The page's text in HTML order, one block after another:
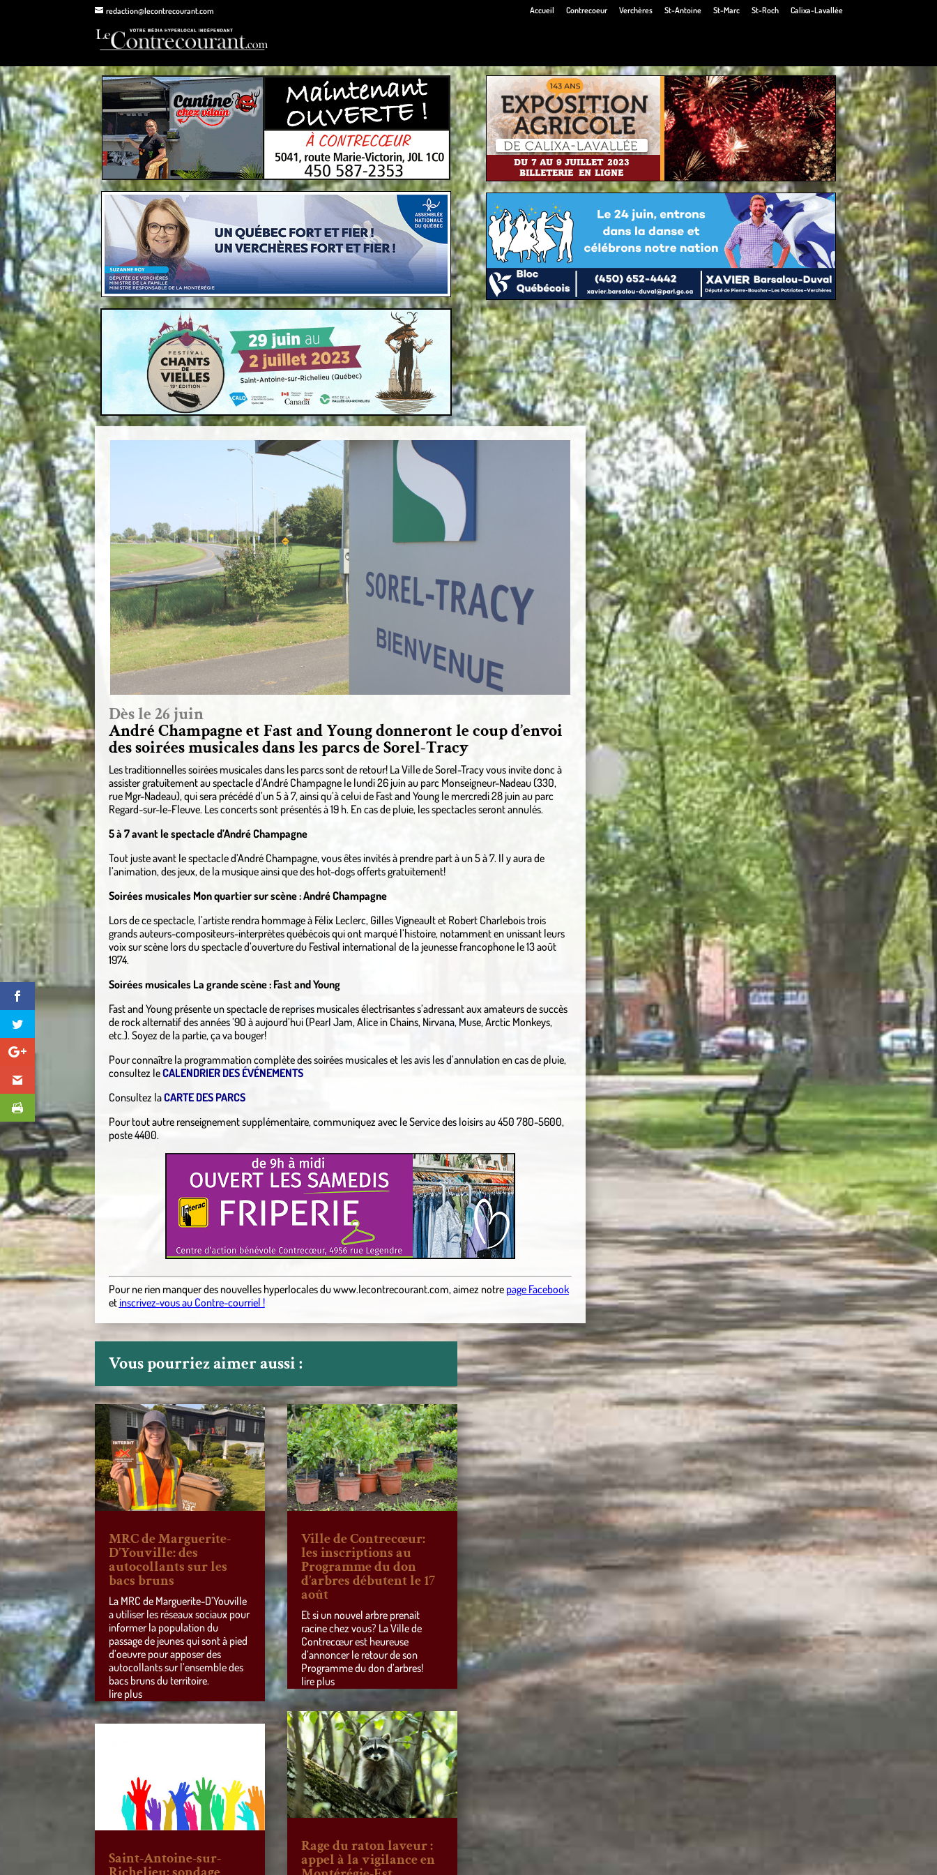
redaction@lecontrecourant.com Accueil Contrecoeur Verchères St-Antoine St-Marc St-Roch Calixa-Lavallée
Dès le 26 juin
André Champagne et Fast and Young donneront le coup d’envoi
des soirées musicales dans les parcs de Sorel-Tracy
Les traditionnelles soirées musicales dans les parcs sont de retour! La Ville de Sorel-Tracy vous invite donc à
assister gratuitement au spectacle d’André Champagne le lundi 26 juin au parc Monseigneur-Nadeau (330,
rue Mgr-Nadeau), qui sera précédé d’un 5 à 7, ainsi qu’à celui de Fast and Young le mercredi 28 juin au parc
Regard-sur-le-Fleuve. Les concerts sont présentés à 19 h. En cas de pluie, les spectacles seront annulés.
5 à 7 avant le spectacle d’André Champagne
Tout juste avant le spectacle d’André Champagne, vous êtes invités à prendre part à un 5 à 7. Il y aura de
l’animation, des jeux, de la musique ainsi que des hot-dogs offerts gratuitement!
Soirées musicales Mon quartier sur scène : André Champagne
Lors de ce spectacle, l’artiste rendra hommage à Félix Leclerc, Gilles Vigneault et Robert Charlebois trois
grands auteurs-compositeurs-interprètes québécois qui ont marqué l’histoire, notamment en unissant leurs
voix sur scène lors du spectacle d’ouverture du Festival international de la jeunesse francophone le 13 août
1974.
Soirées musicales La grande scène : Fast and Young
Fast and Young présente un spectacle de reprises musicales électrisantes s’adressant aux amateurs de succès
de rock alternatif des années ’90 à aujourd’hui (Pearl Jam, Alice in Chains, Nirvana, Muse, Arctic Monkeys,
etc.). Soyez de la partie, ça va bouger!
Pour connaître la programmation complète des soirées musicales et les avis les d’annulation en cas de pluie,
consultez leCALENDRIER DES ÉVÉNEMENTS
Consultez laCARTE DES PARCS
Pour tout autre renseignement supplémentaire, communiquez avec le Service des loisirs au 450 780-5600,
poste 4400.
Pour ne rien manquer des nouvelles hyperlocalesduwww.lecontrecourant.com,aimez notre page Facebook
etinscrivez-vous au Contre-courriel !
Vous pourriez aimer aussi :
MRC de Marguerite-
D’Youville: des
autocollants sur les
bacs bruns
La MRC de Marguerite-D’Youville
a utiliser les réseaux sociaux pour
informer la population du
passage de jeunes qui sont à pied
d’oeuvre pour apposer des
autocollants sur l’ensemble des
bacs bruns du territoire.
lire plus
Saint-Antoine-sur-
Ville de Contrecœur:
les inscriptions au
Programme du don
d’arbres débutent le 17
août
Et si un nouvel arbre prenait
racine chez vous? La Ville de
Contrecœur est heureuse
d’annoncer le retour de son
Programme du don d’arbres!
lire plus
Rage du raton laveur :
appel à la vigilance en